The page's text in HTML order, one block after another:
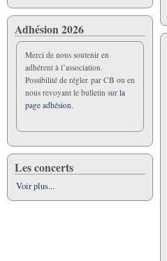
Adhésion 2026
Merci de nous soutenir en
adhérent à l’association.
Possibilité de régler par CB ou en
nous revoyant le bulletin sur la
page adhésion.
Les concerts
Voir plus...